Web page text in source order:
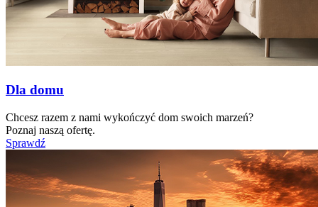
Dla domu
Chcesz razem z nami wykończyć dom swoich marzeń?
Poznaj naszą ofertę.
Sprawdź